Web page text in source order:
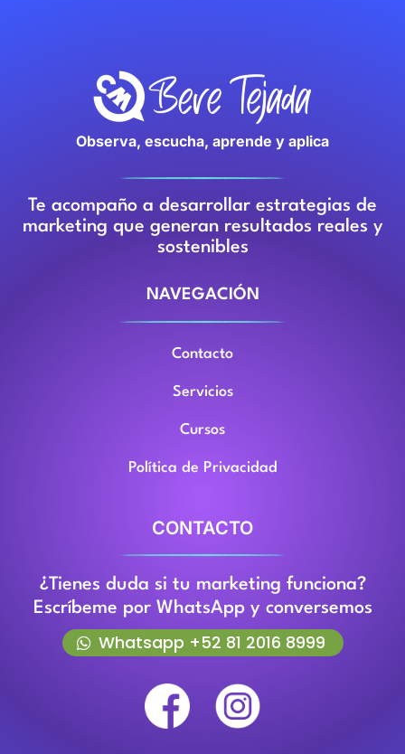
Observa, escucha, aprende y aplica
Te acompaño a desarrollar estrategias de
marketing que generan resultados reales y
sostenibles
NAVEGACIÓN
Contacto
Servicios
Cursos
Política de Privacidad
CONTACTO
¿Tienes duda si tu marketing funciona?
Escríbeme por WhatsApp y conversemos
Whatsapp +52 81 2016 8999